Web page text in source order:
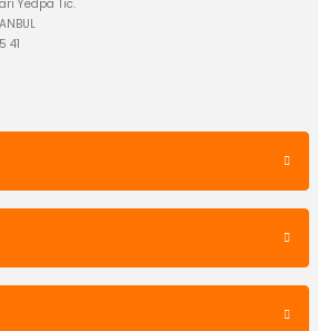
Yedpa Tic.
41